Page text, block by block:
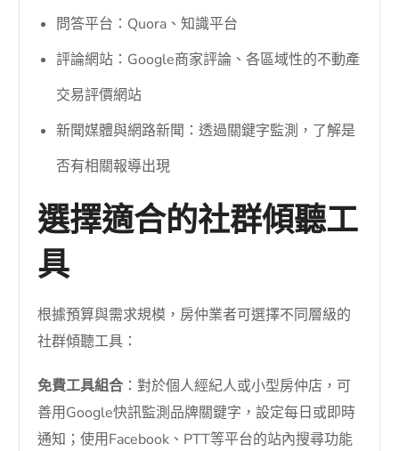
問答平台：Quora、知識平台
評論網站：Google商家評論、各區域性的不動產
交易評價網站
新聞媒體與網路新聞：透過關鍵字監測，了解是
否有相關報導出現
選擇適合的社群傾聽工
具
根據預算與需求規模，房仲業者可選擇不同層級的
社群傾聽工具：
免費工具組合 ：對於個人經紀人或小型房仲店，可
善用Google快訊監測品牌關鍵字，設定每日或即時
通知；使用Facebook、PTT等平台的站內搜尋功能